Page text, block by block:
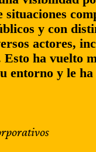
y con
actores,
ha vuelto
entorno y le ha